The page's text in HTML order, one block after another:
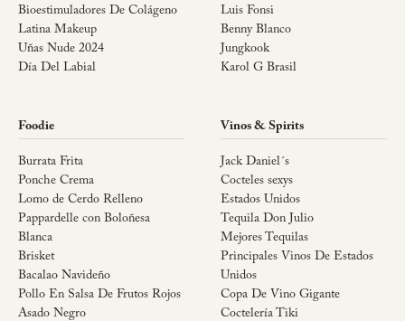
Bioestimuladores De Colágeno
Latina Makeup
Uñas Nude 2024
Día Del Labial
Luis Fonsi
Benny Blanco
Jungkook
Karol G Brasil
Foodie
Burrata Frita
Ponche Crema
Lomo de Cerdo Relleno
Pappardelle con Boloñesa
Blanca
Brisket
Bacalao Navideño
Pollo En Salsa De Frutos Rojos
Asado Negro
Vinos & Spirits
Jack Daniel´s
Cocteles sexys
Estados Unidos
Tequila Don Julio
Mejores Tequilas
Principales Vinos De Estados
Unidos
Copa De Vino Gigante
Coctelería Tiki